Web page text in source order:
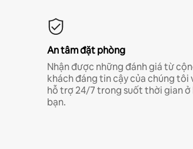
An tâm đặt phòng
Nhận được những đánh giá từ
khách đáng tin cậy của chúng tôi
hỗ trợ 24/7 trong suốt thời gian ở
bạn.